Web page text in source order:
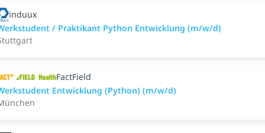
induux
/ Praktikant Python Entwicklung (m/w/d)
FactField
Entwicklung (Python) (m/w/d)